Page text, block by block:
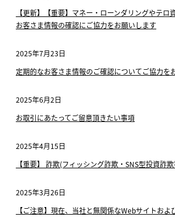
【更新】【重要】マネー・ローンダリングやテロ
お客さま情報の確認にご協力をお願いします
2025年7月23日
定期的なお客さま情報のご確認についてご協力を
2025年6月2日
お取引にあたってご留意頂きたい事項
2025年4月15日
【重要】 詐欺(フィッシング詐欺・SNS型投資詐
2025年3月26日
【ご注意】現在、当社と無関係なWebサイトお